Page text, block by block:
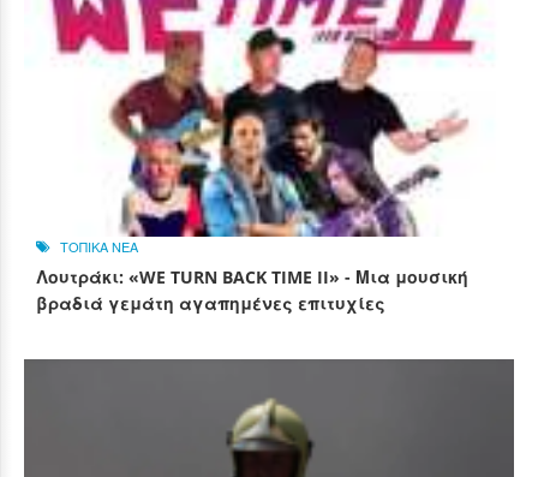
ΤΟΠΙΚΑ ΝΕΑ
Λουτράκι: «WE TURN BACK TIME II» - Μια μουσική
βραδιά γεμάτη αγαπημένες επιτυχίες